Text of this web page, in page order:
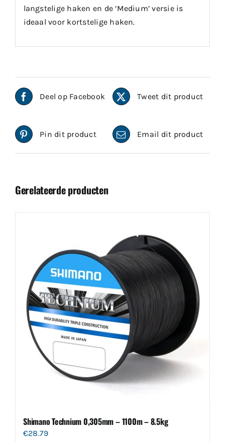
langstelige haken en de ‘Medium’ versie is
ideaal voor kortstelige haken.
Deel op Facebook Tweet dit product
Pin dit product Email dit product
Gerelateerde producten
Shimano Technium 0,305mm – 1100m – 8.5kg
€28.79